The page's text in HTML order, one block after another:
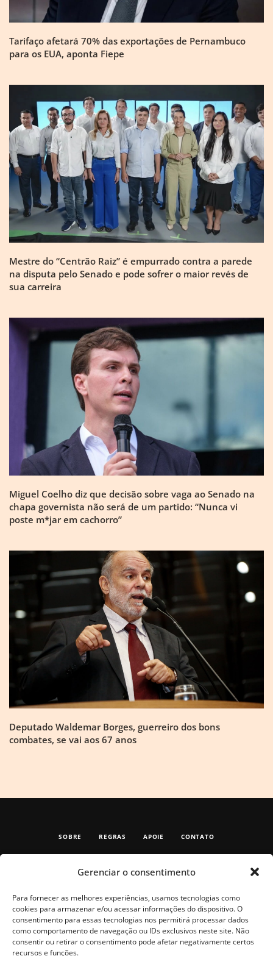
Gerenciar o consentimento
Para fornecer as melhores experiências, usamos tecnologias como
cookies para armazenar e/ou acessar informações do dispositivo. O
consentimento para essas tecnologias nos permitirá processar dados
como comportamento de navegação ou IDs exclusivos neste site. Não
consentir ou retirar o consentimento pode afetar negativamente certos
recursos e funções.
Tarifaço afetará 70% das exportações de Pernambuco
para os EUA, aponta Fiepe
Mestre do “Centrão Raiz” é empurrado contra a parede
na disputa pelo Senado e pode sofrer o maior revés de
sua carreira
Miguel Coelho diz que decisão sobre vaga ao Senado na
chapa governista não será de um partido: “Nunca vi
poste m*jar em cachorro”
Deputado Waldemar Borges, guerreiro dos bons
combates, se vai aos 67 anos
SOBRE REGRAS APOIE CONTATO